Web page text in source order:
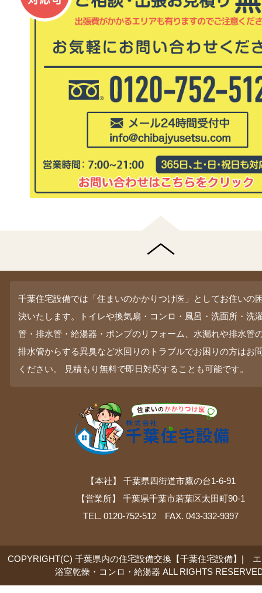
千葉住宅設備では「住まいのかかりつけ医」としてお住いの
決いたします。トイレや換気扇・コンロ・風呂・洗面所・洗
管・排水管・給湯器・ポンプのリフォーム、水漏れや排水管
排水管からする異臭など水回りのトラブルでお困りの方はお
ください。 見積もり無料で即日対応することも可能です。
【本社】 千葉県四街道市鷹の台1-6-91
【営業所】 千葉県千葉市若葉区太田町90-1
TEL. 0120-752-512 FAX. 043-332-9397
COPYRIGHT(C) 千葉県内の住宅設備交換【千葉住宅設備】|
浴室乾燥・コンロ・給湯器 ALL RIGHTS